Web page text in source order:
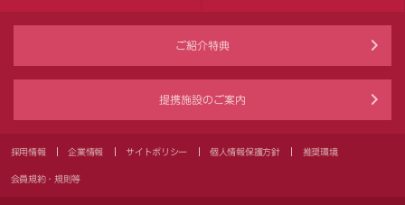
ご紹介特典
提携施設のご案内
採用情報 企業情報 サイトポリシー 個人情報保護方針 推奨環境
会員規約・規則等